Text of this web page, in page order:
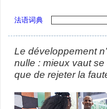
法语词典
Le développement
nulle : mieux vaut
que de rejeter la